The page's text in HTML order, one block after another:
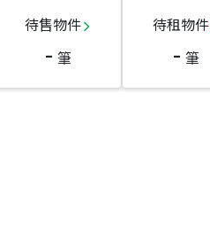
待售物件
- 筆
待租物件
- 筆